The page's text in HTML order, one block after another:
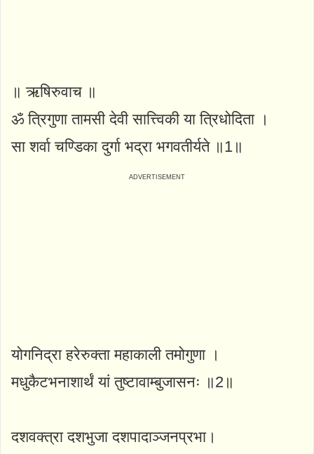
॥ ऋषिरुवाच ॥
ॐ त्रिगुणा तामसी देवी सात्त्विकी या त्रिधोदिता ।
सा शर्वा चण्डिका दुर्गा भद्रा भगवतीर्यते ॥1॥
योगनिद्रा हरेरुक्ता महाकाली तमोगुणा ।
मधुकैटभनाशार्थं यां तुष्टावाम्बुजासनः ॥2॥
दशवक्त्रा दशभुजा दशपादाञ्जनप्रभा।